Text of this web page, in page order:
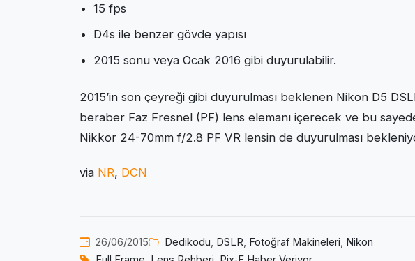
15 fps
D4s ile benzer gövde yapısı
2015 sonu veya Ocak 2016 gibi duyurulabilir.
2015’in son çeyreği gibi duyurulması beklenen Nikon D5
beraber Faz Fresnel (PF) lens elemanı içerecek ve bu
Nikkor 24-70mm f/2.8 PF VR lensin de duyurulması
via NR, DCN
26/06/2015 Dedikodu, DSLR, Fotoğraf Makineleri, Nikon